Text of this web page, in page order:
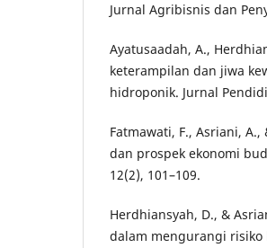
Jurnal Agribisnis dan
Ayatusaadah, A.,
keterampilan dan jiwa
hidroponik. Jurnal
Fatmawati, F., Asriani,
dan prospek ekonomi
12(2), 101–109.
Herdhiansyah, D., &
dalam mengurangi risiko